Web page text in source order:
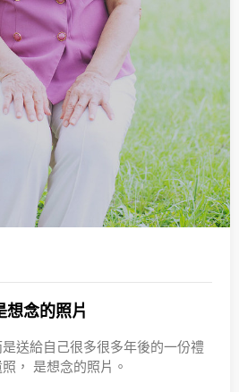
想念的照片
送給自己很多很多年後的一份禮
， 是想念的照片。